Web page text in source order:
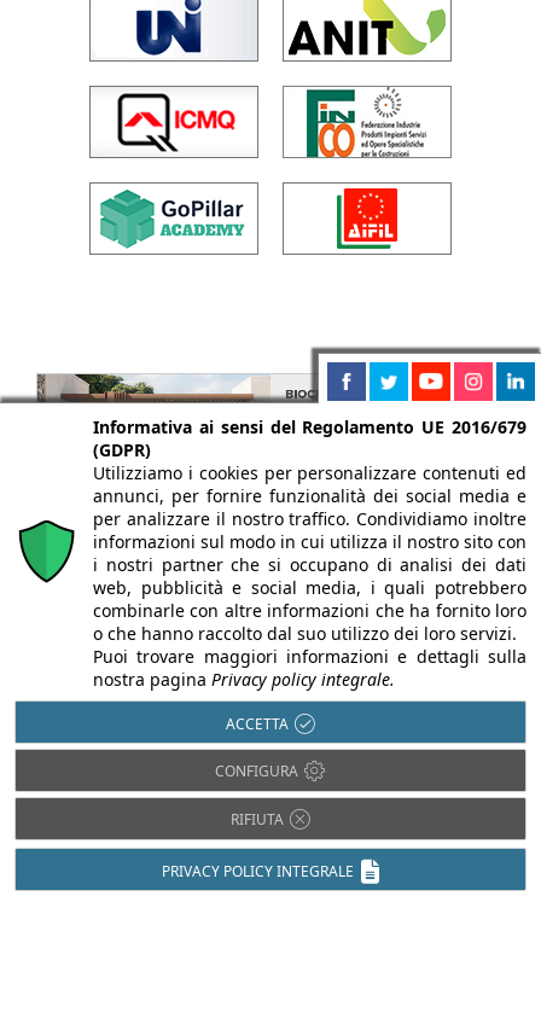
Per la tua pubblicità
newsletter
Informativa ai sensi del Regolamento UE 2016/679
(GDPR)
Utilizziamo i cookies per personalizzare contenuti ed
annunci, per fornire funzionalità dei social media e
per analizzare il nostro traffico. Condividiamo inoltre
informazioni sul modo in cui utilizza il nostro sito con
i nostri partner che si occupano di analisi dei dati
web, pubblicità e social media, i quali potrebbero
combinarle con altre informazioni che ha fornito loro
o che hanno raccolto dal suo utilizzo dei loro servizi.
Puoi trovare maggiori informazioni e dettagli sulla
nostra pagina Privacy policy integrale.
ACCETTA
CONFIGURA
RIFIUTA
PRIVACY POLICY INTEGRALE